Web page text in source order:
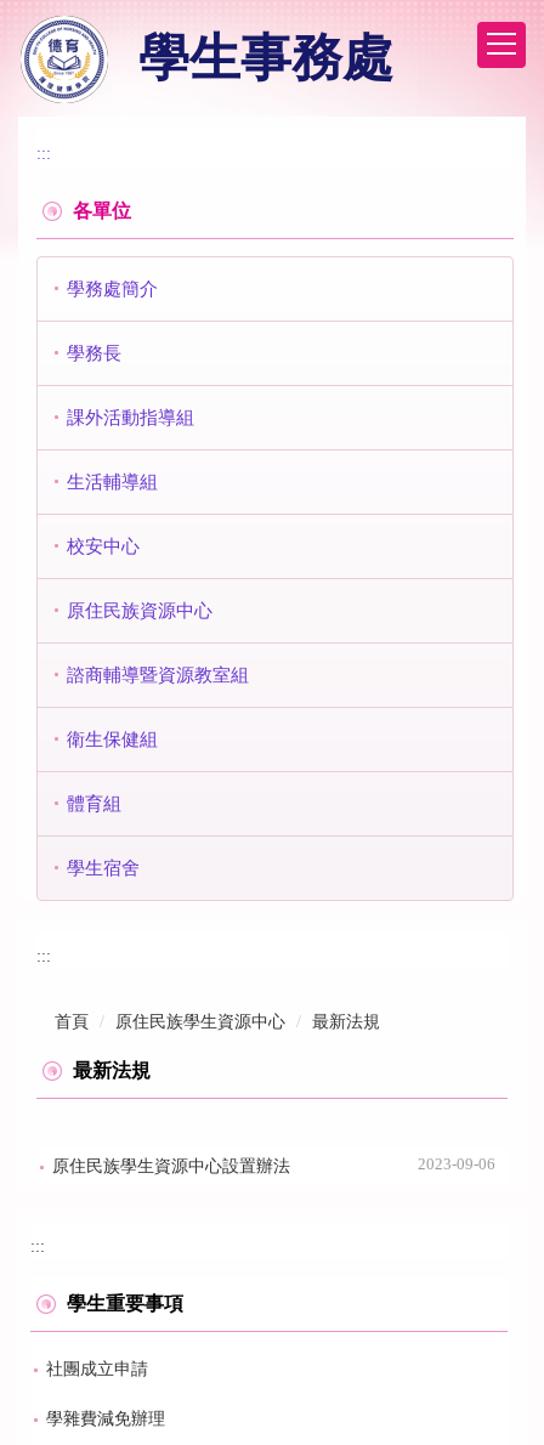
到
主
學生事務處
:::
各單位
學務處簡介
學務長
課外活動指導組
生活輔導組
校安中心
原住民族資源中心
諮商輔導暨資源教室組
衛生保健組
體育組
學生宿舍
:::
首頁 原住民族學生資源中心 最新法規
最新法規
原住民族學生資源中心設置辦法 2023-09-06
:::
學生重要事項
社團成立申請
學雜費減免辦理